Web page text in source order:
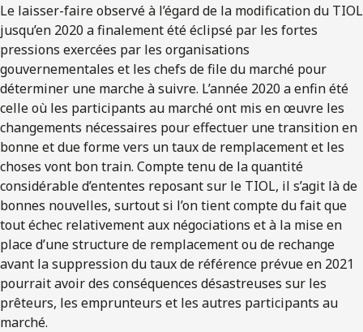
Le laisser-faire observé à l’égard de la modification du TIOL
jusqu’en 2020 a finalement été éclipsé par les fortes
pressions exercées par les organisations
gouvernementales et les chefs de file du marché pour
déterminer une marche à suivre. L’année 2020 a enfin été
celle où les participants au marché ont mis en œuvre les
changements nécessaires pour effectuer une transition en
bonne et due forme vers un taux de remplacement et les
choses vont bon train. Compte tenu de la quantité
considérable d’ententes reposant sur le TIOL, il s’agit là de
bonnes nouvelles, surtout si l’on tient compte du fait que
tout échec relativement aux négociations et à la mise en
place d’une structure de remplacement ou de rechange
avant la suppression du taux de référence prévue en 2021
pourrait avoir des conséquences désastreuses sur les
prêteurs, les emprunteurs et les autres participants au
marché.